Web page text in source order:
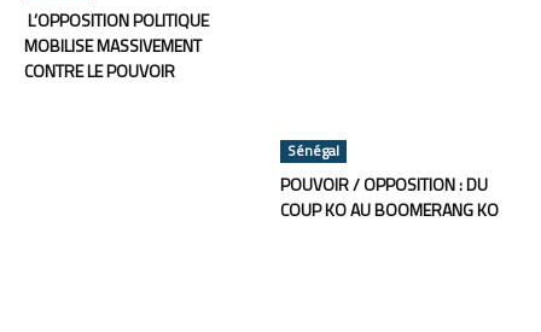
L’OPPOSITION POLITIQUE
MOBILISE MASSIVEMENT
CONTRE LE POUVOIR
Sénégal
POUVOIR / OPPOSITION : DU
COUP KO AU BOOMERANG KO